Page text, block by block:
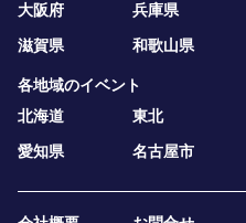
大阪府
兵庫県
滋賀県
和歌山県
各地域のイベント
北海道
東北
愛知県
名古屋市